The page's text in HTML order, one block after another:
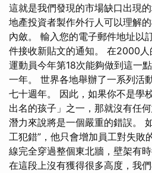
這就是我們發現的市場缺口出現
地產投資者製作外行人可以理解
內斂。 輸入您的電子郵件地址以
件接收新貼文的通知。 在2000人
運動員今年第18次能夠做到這一
一年。 世界各地舉辦了一系列活
七十週年。 因此，如果你不是學
出名的孩子」之一，那就沒有任
潛力來說將是一個嚴重的錯誤。
工犯錯”，他只會增加員工對失敗
線完全穿過整個東北牆，壁架有
在這段上沒有獲得很多高度，我